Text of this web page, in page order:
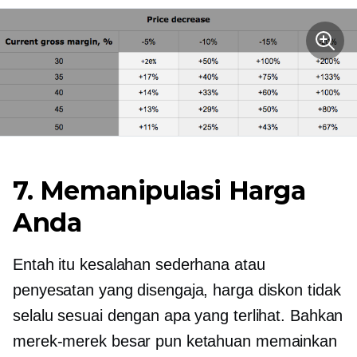
7. Memanipulasi Harga
Anda
Entah itu kesalahan sederhana atau
penyesatan yang disengaja, harga diskon tidak
selalu sesuai dengan apa yang terlihat. Bahkan
merek-merek besar pun ketahuan memainkan